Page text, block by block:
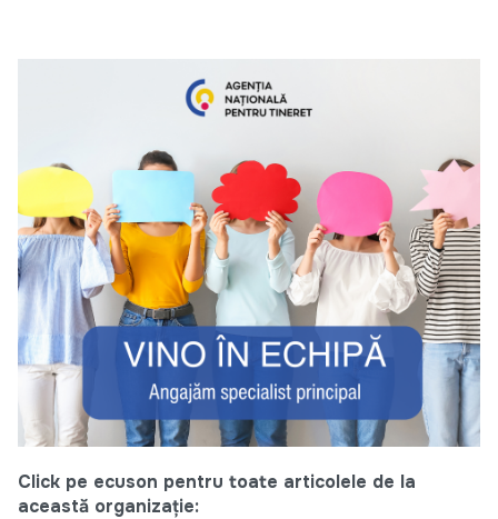
Click pe ecuson pentru toate articolele de la
această organizație: